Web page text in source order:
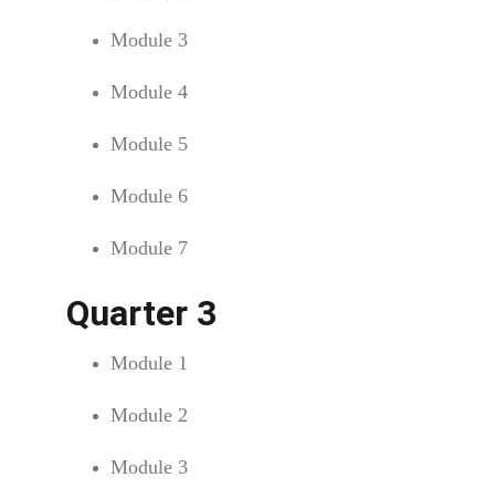
Quarter 3
Module 3
Module 4
Module 5
Module 6
Module 7
Module 1
Module 2
Module 3